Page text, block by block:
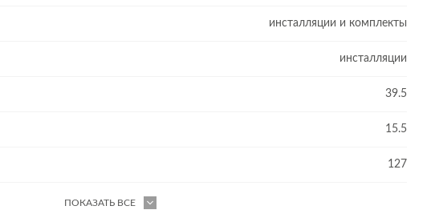
инсталляции и комплекты
инсталляции
39.5
15.5
127
ПОКАЗАТЬ ВСЕ